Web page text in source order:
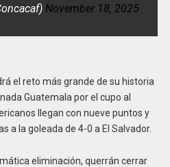
November 18, 2025
el reto más grande de su historia
Guatemala por el cupo al
llegan con nueve puntos y
a la goleada de 4-0 a El Salvador.
eliminación, querrán cerrar